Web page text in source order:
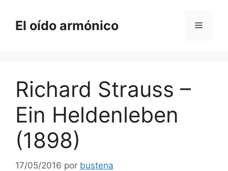
contenido
El oído armónico Menú
Richard Strauss –
Ein Heldenleben
(1898)
17/05/2016 por bustena